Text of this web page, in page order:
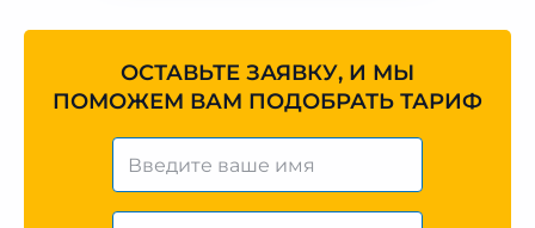
ОСТАВЬТЕ ЗАЯВКУ, И МЫ
ПОМОЖЕМ ВАМ ПОДОБРАТЬ ТАРИФ